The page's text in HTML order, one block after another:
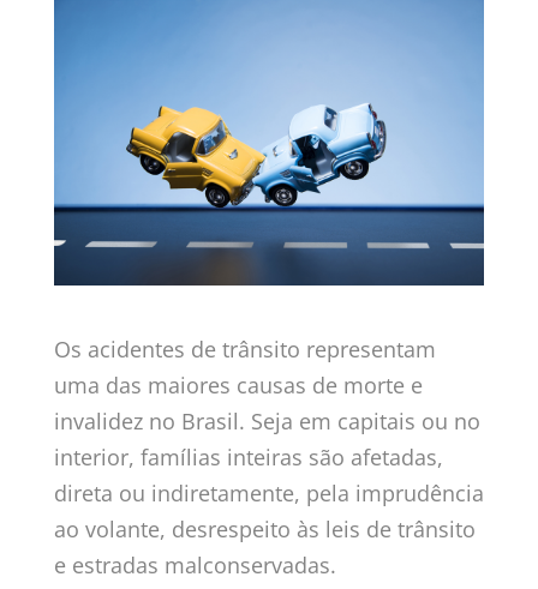
Os acidentes de trânsito representam
uma das maiores causas de morte e
invalidez no Brasil. Seja em capitais ou no
interior, famílias inteiras são afetadas,
direta ou indiretamente, pela imprudência
ao volante, desrespeito às leis de trânsito
e estradas malconservadas.